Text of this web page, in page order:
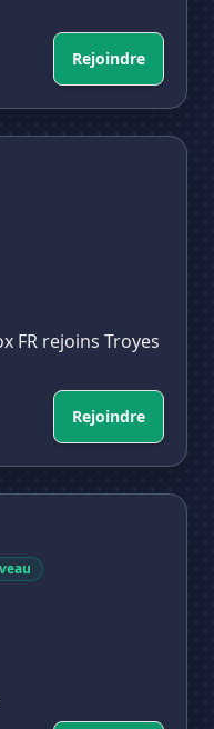
Rejoindre
FR rejoins Troyes
Rejoindre